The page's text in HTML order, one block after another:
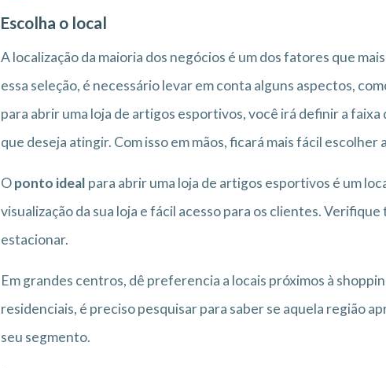
Escolha o local
A localização da maioria dos negócios é um dos fatores que
essa seleção, é necessário levar em conta alguns aspectos,
para abrir uma loja de artigos esportivos, você irá definir a
que deseja atingir. Com isso em mãos, ficará mais fácil escolher
Oponto ideal para abrir uma loja de artigos esportivos é um
visualização da sua loja e fácil acesso para os clientes.
estacionar.
Em grandes centros, dê preferencia a locais próximos à
residenciais, é preciso pesquisar para saber se aquela região
seu segmento.